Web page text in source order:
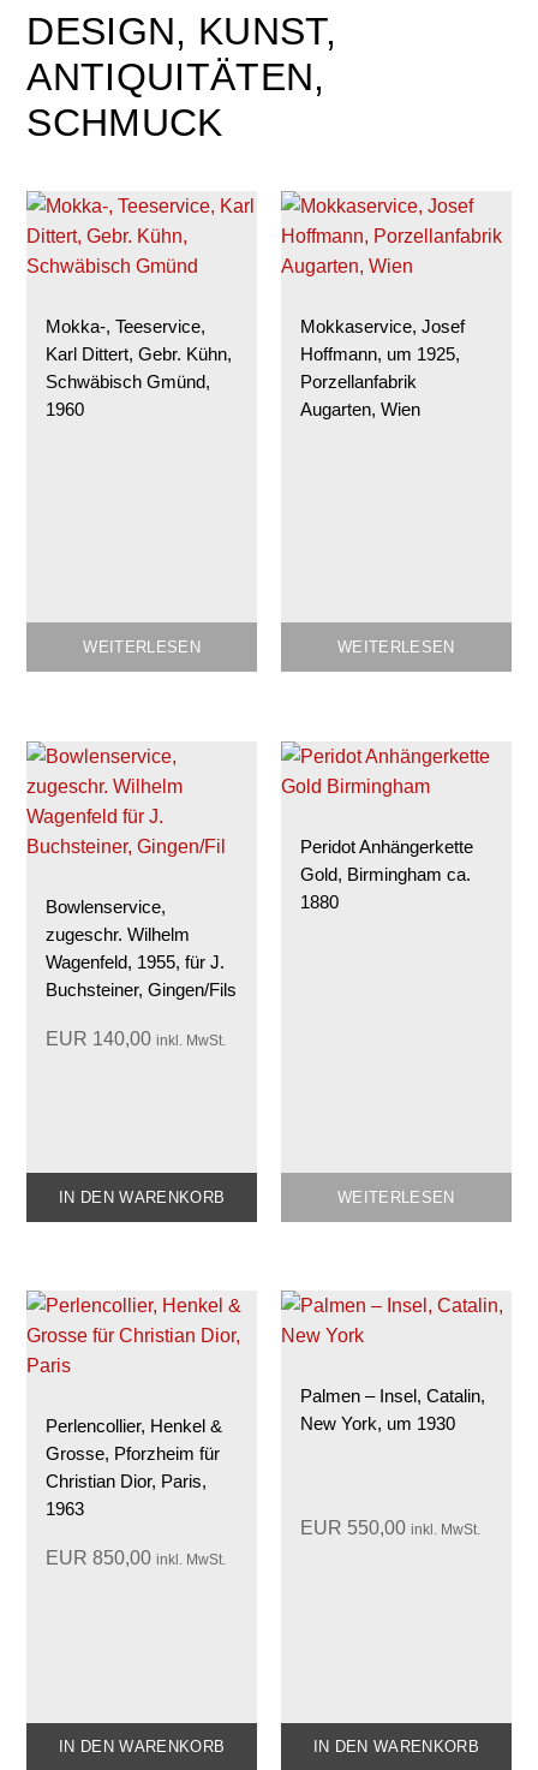
DESIGN, KUNST,
ANTIQUITÄTEN,
SCHMUCK
Mokka-, Teeservice,
Karl Dittert, Gebr. Kühn,
Schwäbisch Gmünd,
1960
WEITERLESEN
Mokkaservice, Josef
Hoffmann, um 1925,
Porzellanfabrik
Augarten, Wien
WEITERLESEN
Bowlenservice,
zugeschr. Wilhelm
Wagenfeld, 1955, für J.
Buchsteiner, Gingen/Fils
EUR 140,00 inkl. MwSt.
IN DEN WARENKORB
Peridot Anhängerkette
Gold, Birmingham ca.
1880
WEITERLESEN
Perlencollier, Henkel &
Grosse, Pforzheim für
Christian Dior, Paris,
1963
EUR 850,00 inkl. MwSt.
IN DEN WARENKORB
Palmen – Insel, Catalin,
New York, um 1930
EUR 550,00 inkl. MwSt.
IN DEN WARENKORB